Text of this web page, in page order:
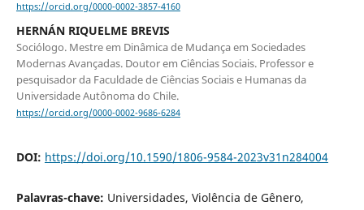
https://orcid.org/0000-0002-3857-4160
HERNÁN RIQUELME BREVIS
Sociólogo. Mestre em Dinâmica de Mudança em Sociedades
Modernas Avançadas. Doutor em Ciências Sociais. Professor e
pesquisador da Faculdade de Ciências Sociais e Humanas da
Universidade Autônoma do Chile.
https://orcid.org/0000-0002-9686-6284
DOI: https://doi.org/10.1590/1806-9584-2023v31n284004
Palavras-chave: Universidades, Violência de Gênero,